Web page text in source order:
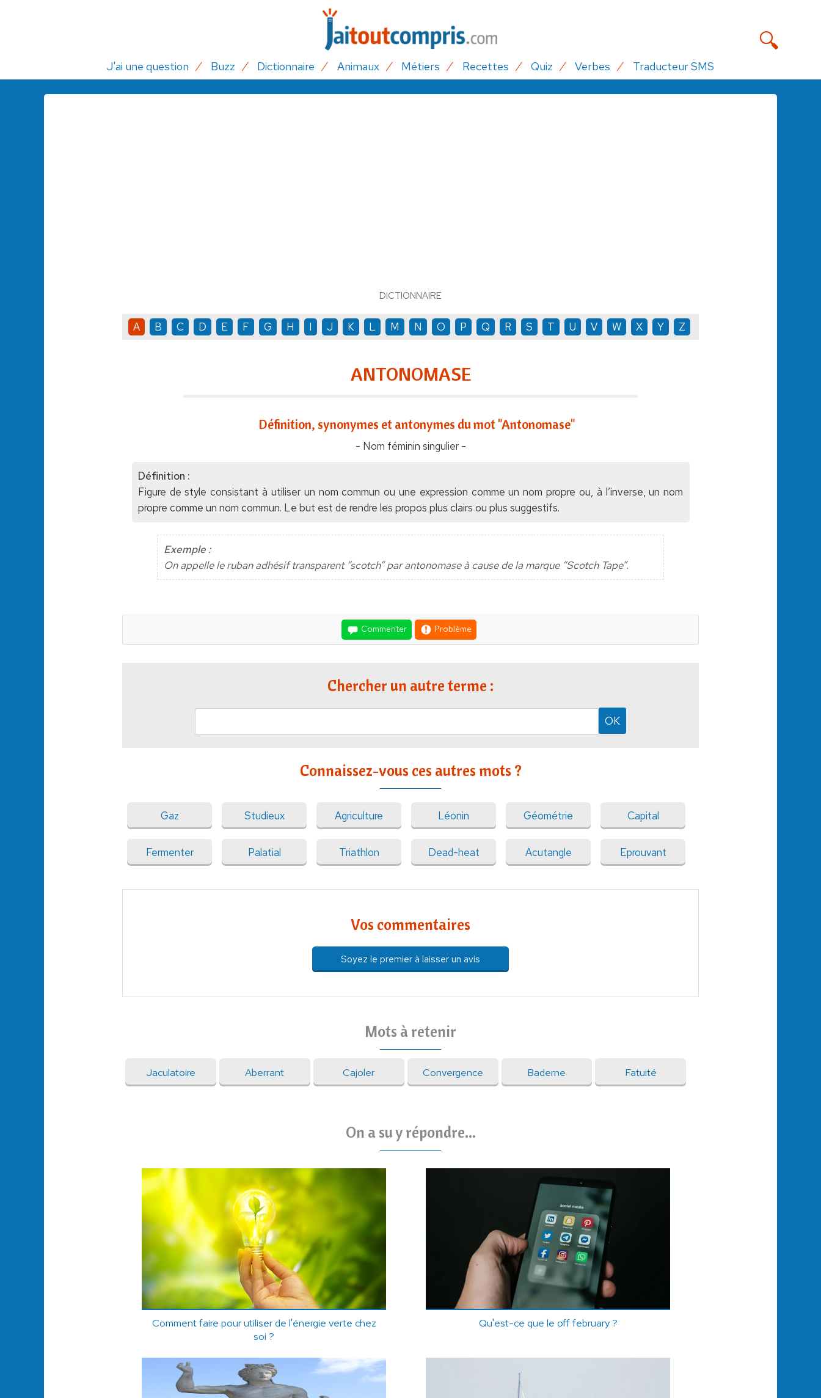
J'ai une question Buzz Dictionnaire Animaux Métiers Recettes Quiz Verbes Traducteur SMS
DICTIONNAIRE
A B C D E F G H I J K L M N O P Q R S T U V W X Y Z
ANTONOMASE
Définition, synonymes et antonymes du mot "Antonomase"
- Nom féminin singulier -
Définition :
Figure de style consistant à utiliser un nom commun ou une expression comme un nom propre ou, à l’inverse, un nom
propre comme un nom commun. Le but est de rendre les propos plus clairs ou plus suggestifs.
Exemple :
On appelle le ruban adhésif transparent “scotch” par antonomase à cause de la marque “Scotch Tape”.
Commenter Problème
Chercher un autre terme :
Connaissez-vous ces autres mots ?
Gaz Studieux Agriculture Léonin Géométrie Capital
Fermenter Palatial Triathlon Dead-heat Acutangle Eprouvant
Vos commentaires
Soyez le premier à laisser un avis
Mots à retenir
Jaculatoire Aberrant Cajoler Convergence Baderne Fatuité
On a su y répondre...
Comment faire pour utiliser de l'énergie verte chez
soi ?
Qu'est-ce que le off february ?